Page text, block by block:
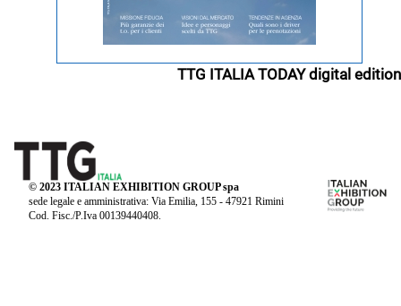
TTG ITALIA TODAY digital edition
© 2023 ITALIAN EXHIBITION GROUP spa
sede legale e amministrativa: Via Emilia, 155 - 47921 Rimini
Cod. Fisc./P.Iva 00139440408.